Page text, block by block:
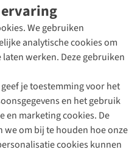
We gebruiken
analytische cookies om
werken. Deze gebruiken
je toestemming voor het
en het gebruik
en marketing cookies. De
we om bij te houden hoe onze
cookies kunnen